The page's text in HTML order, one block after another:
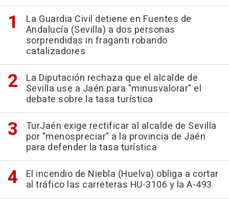
La Guardia Civil detiene en Fuentes de
Andalucía (Sevilla) a dos personas
sorprendidas in fraganti robando
catalizadores
La Diputación rechaza que el alcalde de
Sevilla use a Jaén para "minusvalorar" el
debate sobre la tasa turística
TurJaén exige rectificar al alcalde de Sevilla
por "menospreciar" a la provincia de Jaén
para defender la tasa turística
El incendio de Niebla (Huelva) obliga a cortar
al tráfico las carreteras HU-3106 y la A-493